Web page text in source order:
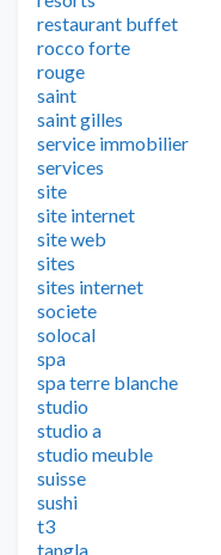
restaurant buffet
rocco forte
rouge
saint
saint gilles
service immobilier
services
site
site internet
site web
sites
sites internet
societe
solocal
spa
spa terre blanche
studio
studio a
studio meuble
suisse
sushi
t3
tangla